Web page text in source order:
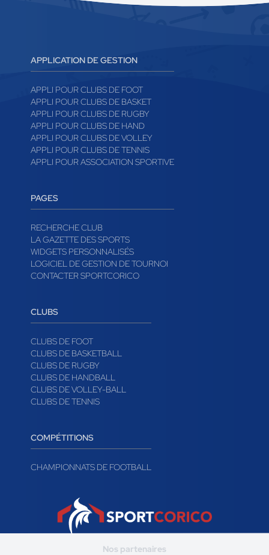
APPLICATION DE GESTION
APPLI POUR CLUBS DE FOOT
APPLI POUR CLUBS DE BASKET
APPLI POUR CLUBS DE RUGBY
APPLI POUR CLUBS DE HAND
APPLI POUR CLUBS DE VOLLEY
APPLI POUR CLUBS DE TENNIS
APPLI POUR ASSOCIATION SPORTIVE
PAGES
RECHERCHE CLUB
LA GAZETTE DES SPORTS
WIDGETS PERSONNALISÉS
LOGICIEL DE GESTION DE TOURNOI
CONTACTER SPORTCORICO
CLUBS
CLUBS DE FOOT
CLUBS DE BASKETBALL
CLUBS DE RUGBY
CLUBS DE HANDBALL
CLUBS DE VOLLEY-BALL
CLUBS DE TENNIS
COMPÉTITIONS
CHAMPIONNATS DE FOOTBALL
Nos partenaires